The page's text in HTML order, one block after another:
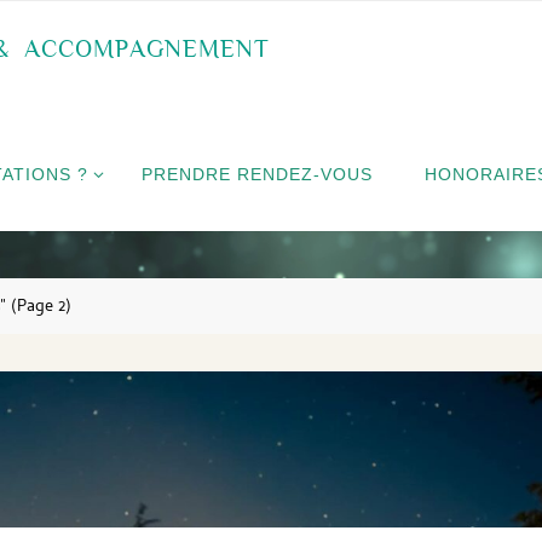
ACCOMPAGNEMENT
? PRENDRE RENDEZ-VOUS
(Page 2)